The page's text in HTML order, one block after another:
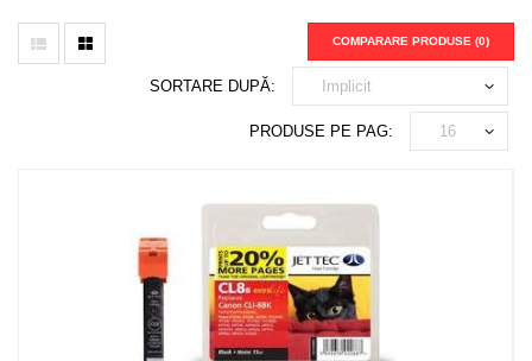
COMPARARE PRODUSE (0)
SORTARE DUPĂ:
PRODUSE PE PAG: